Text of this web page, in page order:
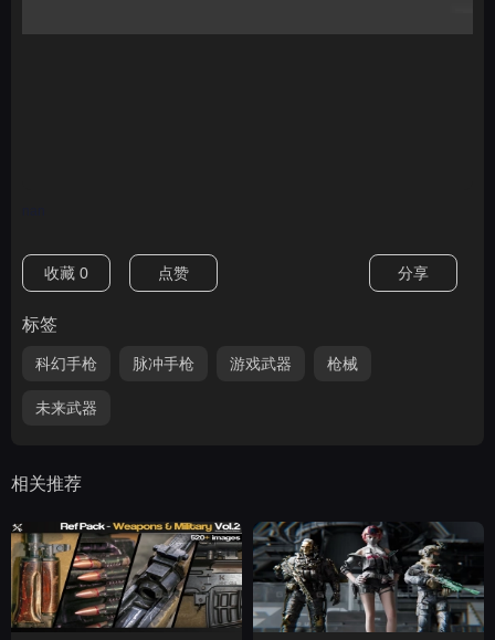
收藏 0 点赞 分享
标签
科幻手枪 脉冲手枪 游戏武器 枪械
未来武器
相关推荐